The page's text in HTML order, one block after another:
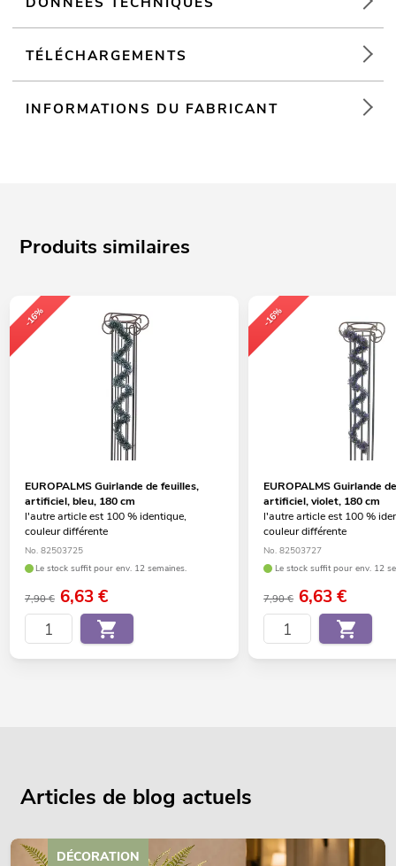
TÉLÉCHARGEMENTS
INFORMATIONS DU FABRICANT
Produits similaires
-16%
EUROPALMS Guirlande de feuilles,
artificiel, bleu, 180 cm
l'autre article est 100 % identique,
couleur différente
No. 82503725
Le stock suffit pour env. 12 semaines.
7,90 € 6,63€
-16%
EUROPALMS Guirlande
artificiel, violet, 180 cm
l'autre article est 100 %
couleur différente
No. 82503727
Le stock suffit pour env. 12
7,90 € 6,63€
Articles de blog actuels
DÉCORATION